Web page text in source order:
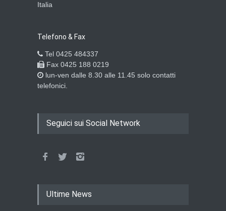
Italia
Telefono & Fax
Tel 0425 484337
Fax 0425 188 0219
lun-ven dalle 8.30 alle 11.45 solo contatti
telefonici.
Seguici sui Social Network
Ultime News